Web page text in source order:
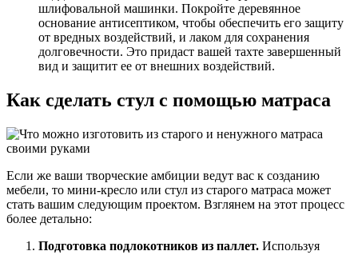
шлифовальной машинки. Покройте деревянное
основание антисептиком, чтобы обеспечить его защиту
от вредных воздействий, и лаком для сохранения
долговечности. Это придаст вашей тахте завершенный
вид и защитит ее от внешних воздействий.
Как сделать стул с помощью матраса
Если же ваши творческие амбиции ведут вас к созданию
мебели, то мини-кресло или стул из старого матраса может
стать вашим следующим проектом. Взглянем на этот процесс
более детально:
Подготовка подлокотников из паллет. Используя